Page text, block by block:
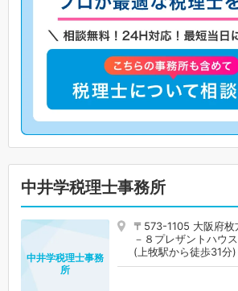
中井学税理士事務所
〒573-1105 大阪府枚
－８プレザントハウ
(上牧駅から徒歩31分)
中井学税理士事務
所